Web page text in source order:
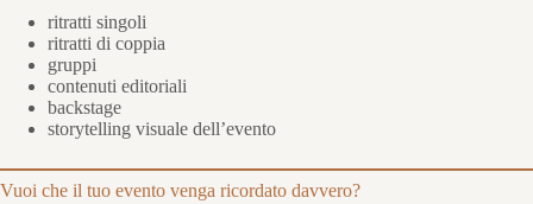
ritratti singoli
ritratti di coppia
gruppi
contenuti editoriali
backstage
storytelling visuale dell’evento
Vuoi che il tuo evento venga ricordato davvero?